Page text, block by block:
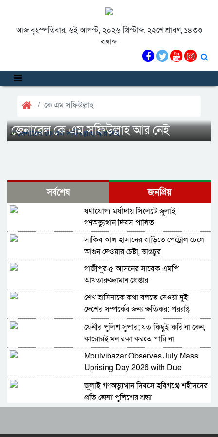
আজ বৃহস্পতিবার, ৬ই আগস্ট, ২০২৬ খ্রিস্টাব্দ, ২২শে শ্রাবণ, ১৪৩৩
বঙ্গাব্দ
কে এম সফিউল্লাহ
জেনারেল কে এম সফিউল্লাহ আর নেই
সর্বশেষ জনপ্রিয়
যথাযোগ্য মর্যাদায় সিলেটে জুলাই
গণঅভ্যুত্থান দিবস পালিত
সাকিব আল হাসানের বাড়িতে পেট্রোল ঢেলে
আগুন দেওয়ার চেষ্টা, ভাঙচুর
গাজীপুর-৫ আসনের সাবেক এমপি
আখতারুজ্জামান গ্রেপ্তার
শেখ হাসিনাকে কথা বলতে দেওয়া দুই
দেশের সম্পর্কের জন্য ক্ষতিকর: পররাষ্ট্র
মন্ত্রণালয়
ফেনীর পুলিশ সুপার; যত কিছুই করি না কেন,
কারোরই মন রক্ষা করতে পারি না
Moulvibazar Observes July Mass
Uprising Day 2026 with Due
Respect
জুলাই গণঅভ্যুত্থান দিবসে হবিগঞ্জে শহীদদের
প্রতি জেলা পুলিশের শ্রদ্ধা